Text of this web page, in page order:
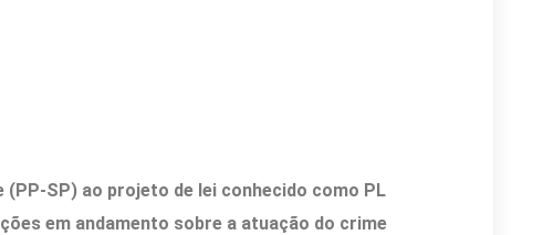
SP) ao projeto de lei conhecido como PL
em andamento sobre a atuação do crime